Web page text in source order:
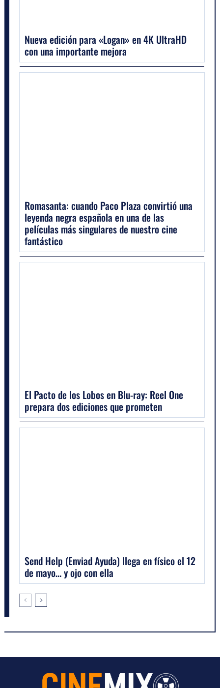
Nueva edición para «Logan» en 4K UltraHD
con una importante mejora
Romasanta: cuando Paco Plaza convirtió una
leyenda negra española en una de las
películas más singulares de nuestro cine
fantástico
El Pacto de los Lobos en Blu-ray: Reel One
prepara dos ediciones que prometen
Send Help (Enviad Ayuda) llega en físico el 12
de mayo… y ojo con ella